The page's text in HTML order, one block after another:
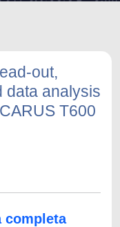
out,
data analysis
T600
completa